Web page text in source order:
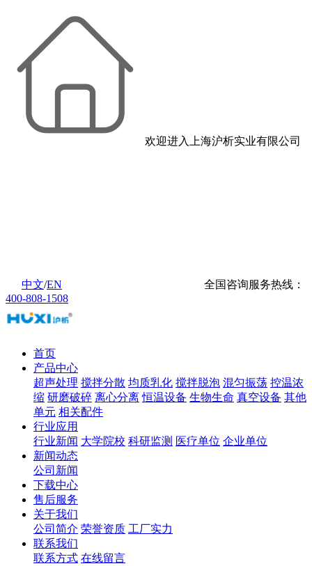
欢迎进入上海沪析实业有限公司
中文/EN
全国咨询服务热线：
400-808-1508
首页
产品中心
超声处理 搅拌分散 均质乳化 搅拌脱泡 混匀振荡 控温浓
缩 研磨破碎 离心分离 恒温设备 生物生命 真空设备 其他
单元 相关配件
行业应用
行业新闻 大学院校 科研监测 医疗单位 企业单位
新闻动态
公司新闻
下载中心
售后服务
关于我们
公司简介 荣誉资质 工厂实力
联系我们
联系方式 在线留言